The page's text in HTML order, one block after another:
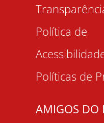
Política de
Políticas de
AMIGOS DO